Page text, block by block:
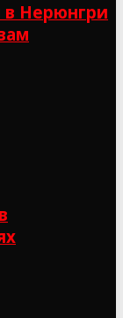
в Нерюнгри